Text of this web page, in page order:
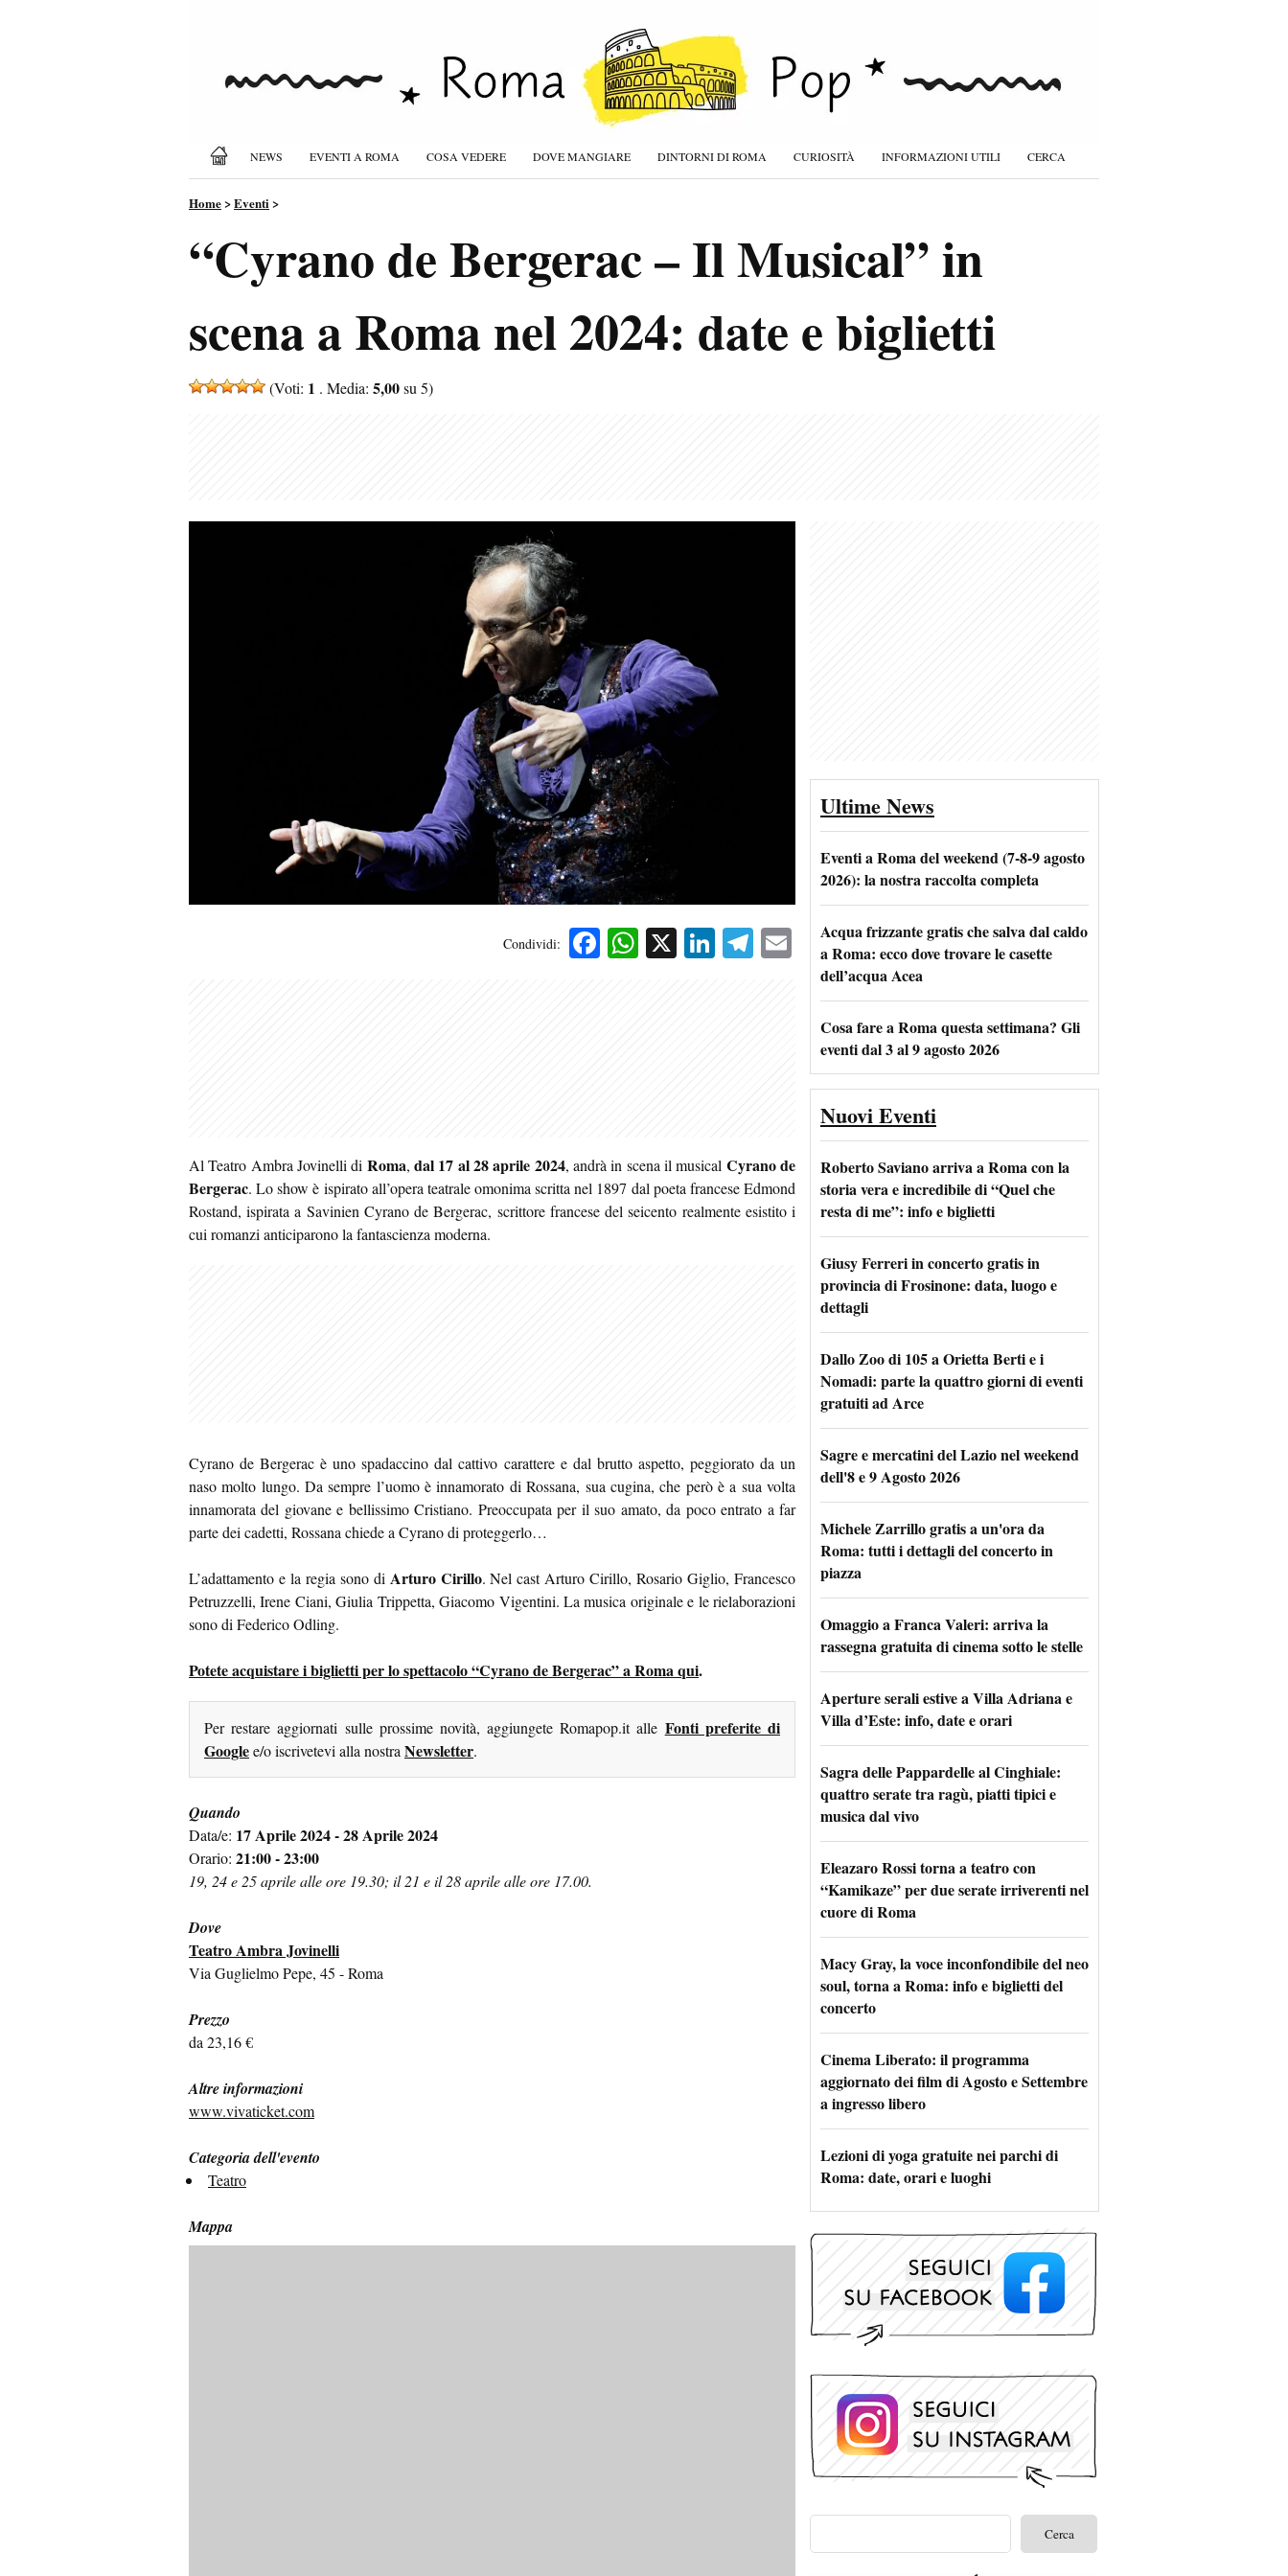
NEWS EVENTI A ROMA COSA VEDERE DOVE MANGIARE DINTORNI DI ROMA CURIOSITÀ INFORMAZIONI UTILI CERCA
Home>Eventi>
“Cyrano de Bergerac – Il Musical” in
scena a Roma nel 2024: date e biglietti
(Voti: 1 . Media: 5,00su 5)
Condividi: Facebook
WhatsApp
X LinkedIn
Telegram
Email
Al Teatro Ambra Jovinelli di Roma,dal 17 al 28 aprile 2024, andrà in scena il musical Cyrano de
Bergerac. Lo show è ispirato all’opera teatrale omonima scritta nel 1897 dal poeta francese Edmond
Rostand, ispirata a Savinien Cyrano de Bergerac, scrittore francese del seicento realmente esistito i
cui romanzi anticiparono la fantascienza moderna.
Cyrano de Bergerac è uno spadaccino dal cattivo carattere e dal brutto aspetto, peggiorato da un
naso molto lungo. Da sempre l’uomo è innamorato di Rossana, sua cugina, che però è a sua volta
innamorata del giovane e bellissimo Cristiano. Preoccupata per il suo amato, da poco entrato a far
parte dei cadetti, Rossana chiede a Cyrano di proteggerlo…
L’adattamento e la regia sono di Arturo Cirillo. Nel cast Arturo Cirillo, Rosario Giglio, Francesco
Petruzzelli, Irene Ciani, Giulia Trippetta, Giacomo Vigentini. La musica originale e le rielaborazioni
sono di Federico Odling.
Potete acquistare i biglietti per lo spettacolo “Cyrano de Bergerac” a Roma qui.
Per restare aggiornati sulle prossime novità, aggiungete Romapop.it alle Fonti preferite di
Googlee/o iscrivetevi alla nostraNewsletter.
Quando
Data/e: 17 Aprile 2024 - 28 Aprile 2024
Orario: 21:00 - 23:00
19, 24 e 25 aprile alle ore 19.30; il 21 e il 28 aprile alle ore 17.00.
Dove
Teatro Ambra Jovinelli
Via Guglielmo Pepe, 45 - Roma
Prezzo
da 23,16 €
Altre informazioni
www.vivaticket.com
Categoria dell'evento
Teatro
Mappa
Ultime News
Eventi a Roma del weekend (7-8-9 agosto
2026): la nostra raccolta completa
Acqua frizzante gratis che salva dal caldo
a Roma: ecco dove trovare le casette
dell’acqua Acea
Cosa fare a Roma questa settimana? Gli
eventi dal 3 al 9 agosto 2026
Nuovi Eventi
Roberto Saviano arriva a Roma con la
storia vera e incredibile di “Quel che
resta di me”: info e biglietti
Giusy Ferreri in concerto gratis in
provincia di Frosinone: data, luogo e
dettagli
Dallo Zoo di 105 a Orietta Berti e i
Nomadi: parte la quattro giorni di eventi
gratuiti ad Arce
Sagre e mercatini del Lazio nel weekend
dell'8 e 9 Agosto 2026
Michele Zarrillo gratis a un'ora da
Roma: tutti i dettagli del concerto in
piazza
Omaggio a Franca Valeri: arriva la
rassegna gratuita di cinema sotto le stelle
Aperture serali estive a Villa Adriana e
Villa d’Este: info, date e orari
Sagra delle Pappardelle al Cinghiale:
quattro serate tra ragù, piatti tipici e
musica dal vivo
Eleazaro Rossi torna a teatro con
“Kamikaze” per due serate irriverenti nel
cuore di Roma
Macy Gray, la voce inconfondibile del neo
soul, torna a Roma: info e biglietti del
concerto
Cinema Liberato: il programma
aggiornato dei film di Agosto e Settembre
a ingresso libero
Lezioni di yoga gratuite nei parchi di
Roma: date, orari e luoghi